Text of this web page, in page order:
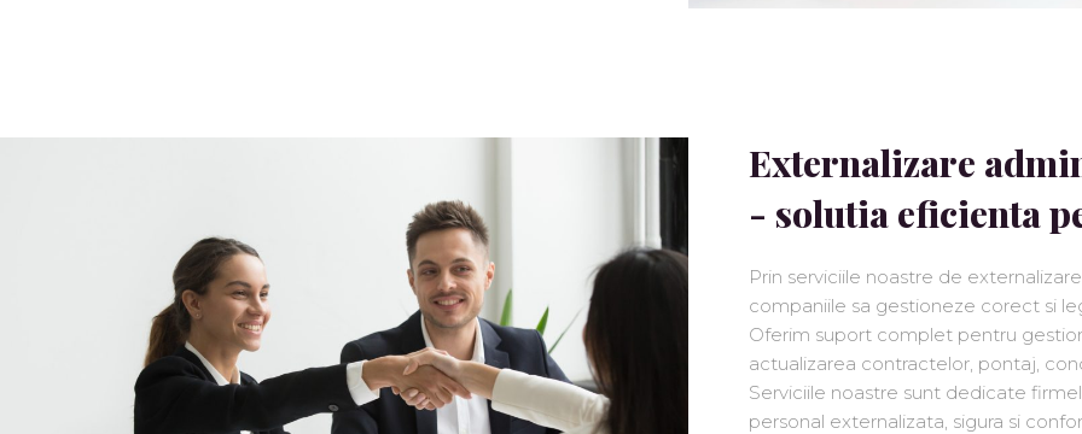
Externalizare
- solutia eficienta
Prin serviciile noastre de
companiile sa gestioneze corect si
Oferim suport complet pentru
actualizarea contractelor, pontaj,
Serviciile noastre sunt dedicate
personal externalizata, sigura si